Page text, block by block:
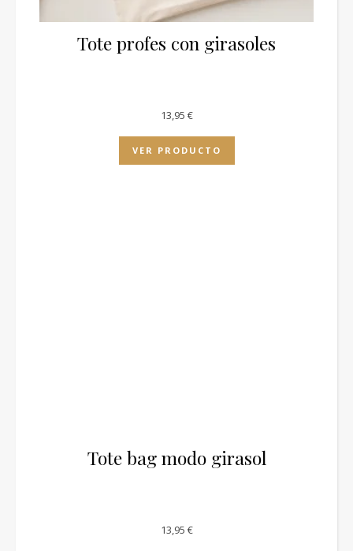
Tote profes con girasoles
13,95 €
VER PRODUCTO
Tote bag modo girasol
13,95 €